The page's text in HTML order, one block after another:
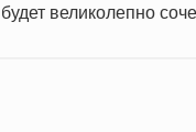
великолепно